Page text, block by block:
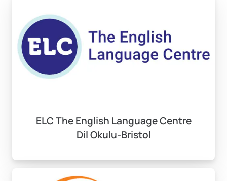
Bristol, öğrencilere sunduğu akademik imkanlar ve
geniş eğitim yelpazesiyle dikkat çeker. Şehirdeki Bristol
Üniversitesi, dünya çapında tanınan bir eğitim kurumu
olup, özellikle mühendislik, sosyal bilimler, sanat ve tıp
alanlarında sunduğu yüksek kaliteli programlarla
öğrencilere akademik kariyerlerinde önemli bir adım
atma fırsatı verir. Bristol, aynı zamanda bir öğrenci
seçenekleri, ulaşım kolaylıkları ve çok sayıda sosyal
etkinlik, şehri öğrenciler için cazip hale getirmektedir.
ELC The English Language Centre
Dil Okulu-Bristol